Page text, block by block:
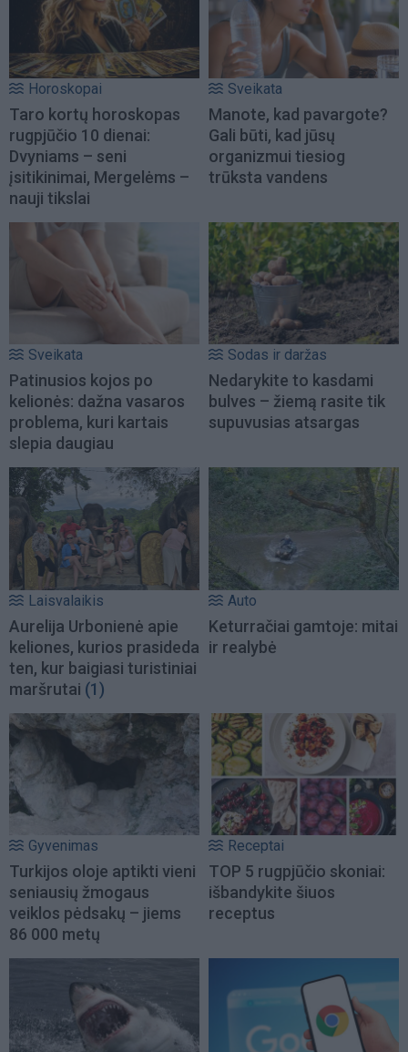
Horoskopai
Taro kortų horoskopas
rugpjūčio 10 dienai:
Dvyniams – seni
įsitikinimai, Mergelėms –
nauji tikslai
Sveikata
Manote, kad pavargote?
Gali būti, kad jūsų
organizmui tiesiog
trūksta vandens
Sveikata
Patinusios kojos po
kelionės: dažna vasaros
problema, kuri kartais
slepia daugiau
Sodas ir daržas
Nedarykite to kasdami
bulves – žiemą rasite tik
supuvusias atsargas
Laisvalaikis
Aurelija Urbonienė apie
keliones, kurios prasideda
ten, kur baigiasi turistiniai
maršrutai (1)
Auto
Keturračiai gamtoje: mitai
ir realybė
Gyvenimas
Turkijos oloje aptikti vieni
seniausių žmogaus
veiklos pėdsakų – jiems
86 000 metų
Receptai
TOP 5 rugpjūčio skoniai:
išbandykite šiuos
receptus